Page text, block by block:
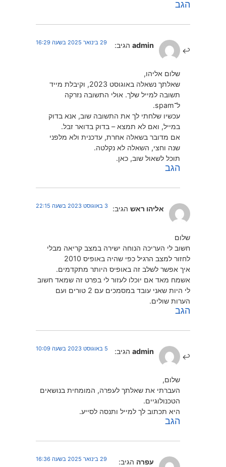
הגב
admin הגיב: 29 בינואר 2025 בשעה 16:29
שלום אליהו,
שאלתך נשאלה באוגוסט 2023, וקיבלת מייד
תשובה למייל שלך. אולי התשובה נזרקה
ל־spam.
עכשיו שלחתי לך את התשובה שוב, אנא בדוק
במייל, ואם לא תמצא – בדוק בדואר זבל.
אם מדובר בשאלה אחרת, עדכנית ולא מלפני
שנה וחצי, השאלה לא נקלטה.
תוכל לשאול שוב, כאן.
הגב
אליהו ראש הגיב: 3 באוגוסט 2023 בשעה 22:15
שלום
חשוב לי העריכה הנוחה ישירה במצב קריאה מבלי
לחזור למצב הרגיל כפי שהיה באופיס 2010
איך אפשר לשלב זה באופיס היותר מתקדמים.
אשמח מאד אם יוכלו לעזור לי בפרט זה שמאד חשוב
לי היות שאני עובד במסמכים עם 2 טורים ועם
הערות שולים.
הגב
admin הגיב: 5 באוגוסט 2023 בשעה 10:09
שלום,
העברתי את שאלתך לעפרה, המומחית בנושאים
הטכנולוגיים.
היא תכתוב לך למייל ותנסה לסייע.
הגב
עפרה הגיב: 29 בינואר 2025 בשעה 16:36